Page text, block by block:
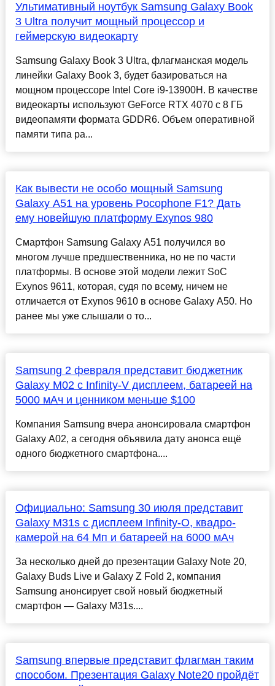
Ультимативный ноутбук Samsung Galaxy Book
3 Ultra получит мощный процессор и
геймерскую видеокарту
Samsung Galaxy Book 3 Ultra, флагманская модель
линейки Galaxy Book 3, будет базироваться на
мощном процессоре Intel Core i9-13900H. В качестве
видеокарты используют GeForce RTX 4070 с 8 ГБ
видеопамяти формата GDDR6. Объем оперативной
памяти типа ра...
Как вывести не особо мощный Samsung
Galaxy A51 на уровень Pocophone F1? Дать
ему новейшую платформу Exynos 980
Смартфон Samsung Galaxy A51 получился во
многом лучше предшественника, но не по части
платформы. В основе этой модели лежит SoC
Exynos 9611, которая, судя по всему, ничем не
отличается от Exynos 9610 в основе Galaxy A50. Но
ранее мы уже слышали о то...
Samsung 2 февраля представит бюджетник
Galaxy M02 c Infinity-V дисплеем, батареей на
5000 мАч и ценником меньше $100
Компания Samsung вчера анонсировала смартфон
Galaxy A02, а сегодня объявила дату анонса ещё
одного бюджетного смартфона....
Официально: Samsung 30 июля представит
Galaxy M31s с дисплеем Infinity-O, квадро-
камерой на 64 Мп и батареей на 6000 мАч
За несколько дней до презентации Galaxy Note 20,
Galaxy Buds Live и Galaxy Z Fold 2, компания
Samsung анонсирует свой новый бюджетный
смартфон — Galaxy M31s....
Samsung впервые представит флагман таким
способом. Презентация Galaxy Note20 пройдёт